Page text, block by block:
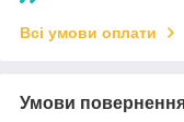
Всі умови оплати
Умови